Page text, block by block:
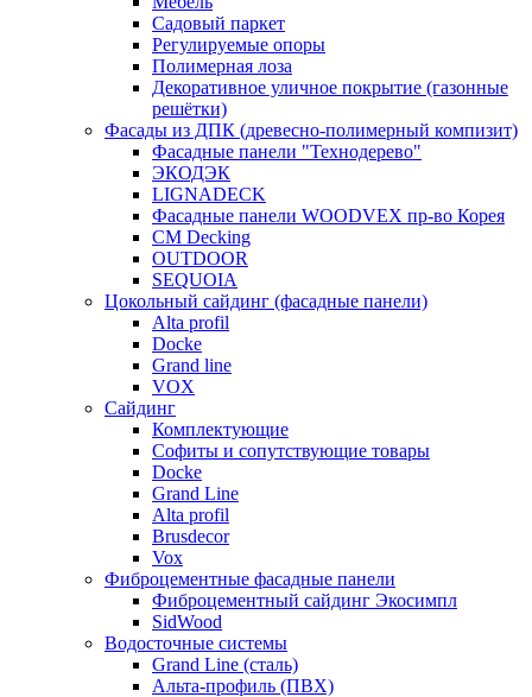
Садовый паркет
Регулируемые опоры
Полимерная лоза
Декоративное уличное покрытие (газонные
решётки)
Фасады из ДПК (древесно-полимерный компизит)
Фасадные панели "Технодерево"
ЭКОДЭК
LIGNADECK
Фасадные панели WOODVEX пр-во Корея
CM Decking
OUTDOOR
SEQUOIA
Цокольный сайдинг (фасадные панели)
Alta profil
Docke
Grand line
VOX
Сайдинг
Комплектующие
Софиты и сопутствующие товары
Docke
Grand Line
Alta profil
Brusdecor
Vox
Фиброцементные фасадные панели
Фиброцементный сайдинг Экосимпл
SidWood
Водосточные системы
Grand Line (сталь)
Альта-профиль (ПВХ)